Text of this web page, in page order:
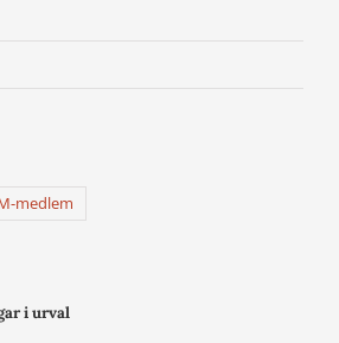
medlem
i urval